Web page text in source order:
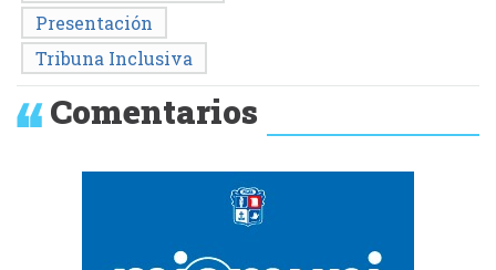
Presentación
Tribuna Inclusiva
Comentarios